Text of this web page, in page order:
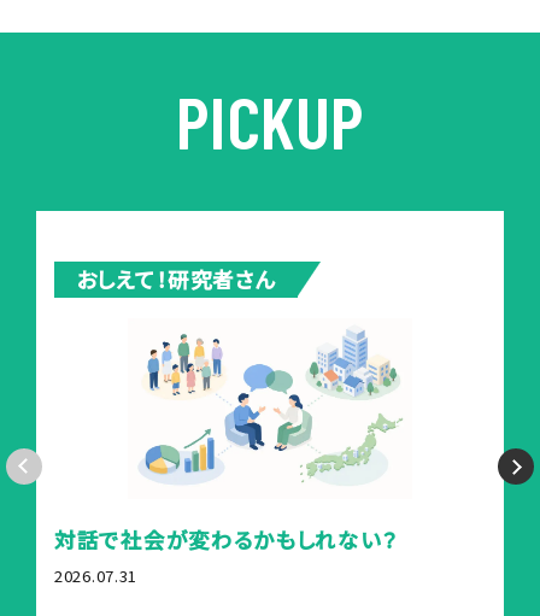
PICKUP
おしえて！研究者さん
対話で社会が変わるかもしれない？
2026.07.31